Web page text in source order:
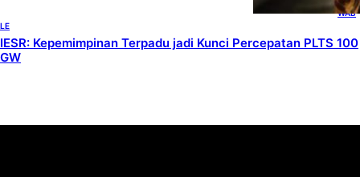
WAB
LE
IESR: Kepemimpinan Terpadu jadi Kunci Percepatan PLTS 100
GW